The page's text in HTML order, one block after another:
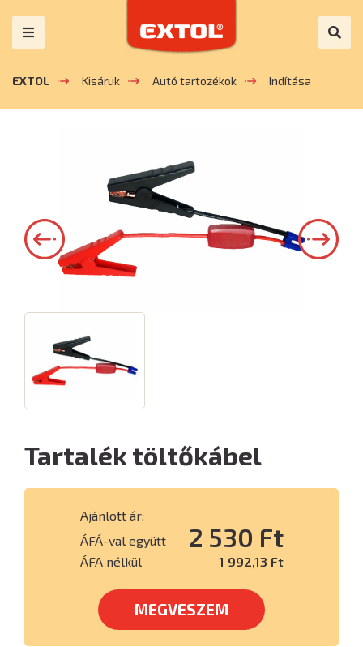
EXTOL Kisáruk Autó tartozékok Indítása
Tartalék töltőkábel
Ajánlott ár:
ÁFÁ-val együtt
2 530 Ft
ÁFA nélkül 1 992,13 Ft
MEGVESZEM